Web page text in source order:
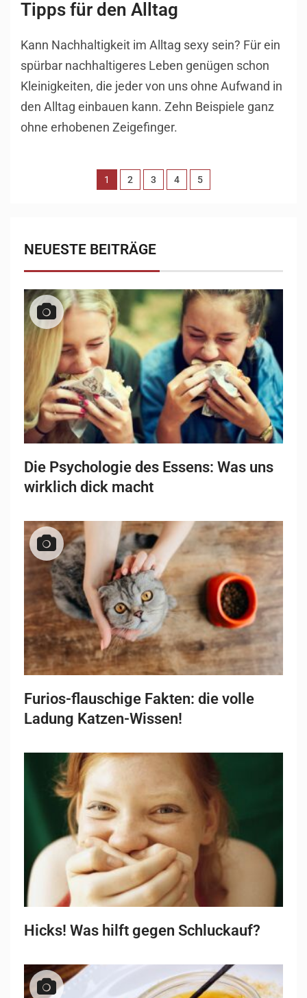
Tipps für den Alltag
Kann Nachhaltigkeit im Alltag sexy sein? Für ein
spürbar nachhaltigeres Leben genügen schon
Kleinigkeiten, die jeder von uns ohne Aufwand in
den Alltag einbauen kann. Zehn Beispiele ganz
ohne erhobenen Zeigefinger.
1 2 3 4 5
NEUESTE BEITRÄGE
Die Psychologie des Essens: Was uns
wirklich dick macht
Furios-flauschige Fakten: die volle
Ladung Katzen-Wissen!
Hicks! Was hilft gegen Schluckauf?